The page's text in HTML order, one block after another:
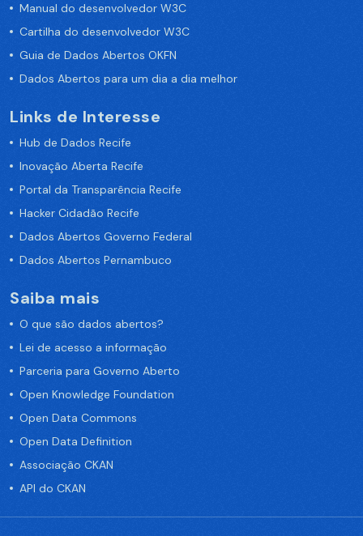
Manual do desenvolvedor W3C
Cartilha do desenvolvedor W3C
Guia de Dados Abertos OKFN
Dados Abertos para um dia a dia melhor
Links de Interesse
Hub de Dados Recife
Inovação Aberta Recife
Portal da Transparência Recife
Hacker Cidadão Recife
Dados Abertos Governo Federal
Dados Abertos Pernambuco
Saiba mais
O que são dados abertos?
Lei de acesso a informação
Parceria para Governo Aberto
Open Knowledge Foundation
Open Data Commons
Open Data Definition
Associação CKAN
API do CKAN